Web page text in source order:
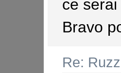
ce
Bravo
Re: